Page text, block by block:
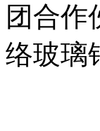
团合作
络玻璃